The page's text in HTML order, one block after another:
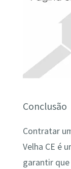
Conclusão
Contratar
Velha CE é
garantir